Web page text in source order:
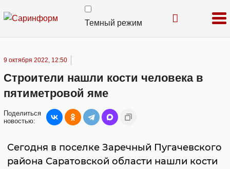
Темный режим
9 октября 2022, 12:50
Строители нашли кости человека в
пятиметровой яме
Поделиться
новостью:
Сегодня в поселке Заречный Пугачевского
района Саратовской области нашли кости